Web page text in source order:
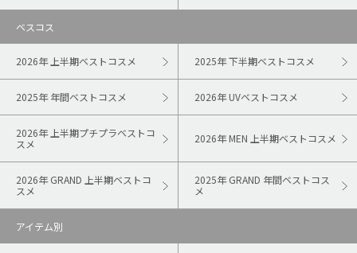
ベスコス
2026年 上半期ベストコスメ 2025年 下半期ベストコスメ
2025年 年間ベストコスメ 2026年 UVベストコスメ
2026年 上半期プチプラベストコ
スメ
2026年 MEN 上半期ベストコスメ
2026年 GRAND 上半期ベストコ
スメ
2025年 GRAND 年間ベストコス
メ
アイテム別